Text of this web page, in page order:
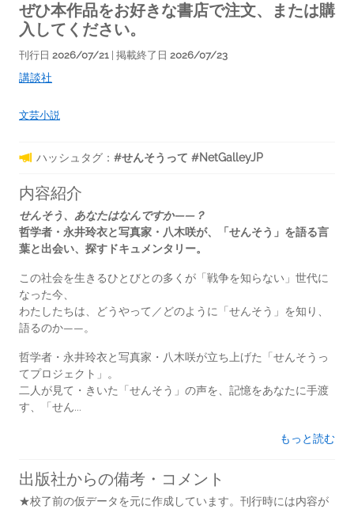
ぜひ本作品をお好きな書店で注文、または購
入してください。
刊行日 2026/07/21 | 掲載終了日 2026/07/23
講談社
文芸小説
ハッシュタグ： #せんそうって #NetGalleyJP
内容紹介
せんそう、あなたはなんですか――？
哲学者・永井玲衣と写真家・八木咲が、「せんそう」を語る言
葉と出会い、探すドキュメンタリー。
この社会を生きるひとびとの多くが「戦争を知らない」世代に
なった今、
わたしたちは、どうやって／どのように「せんそう」を知り、
語るのか――。
哲学者・永井玲衣と写真家・八木咲が立ち上げた「せんそうっ
てプロジェクト」。
二人が見て・きいた「せんそう」の声を、記憶をあなたに手渡
す、「せん...
もっと読む
出版社からの備考・コメント
★校了前の仮データを元に作成しています。刊行時には内容が